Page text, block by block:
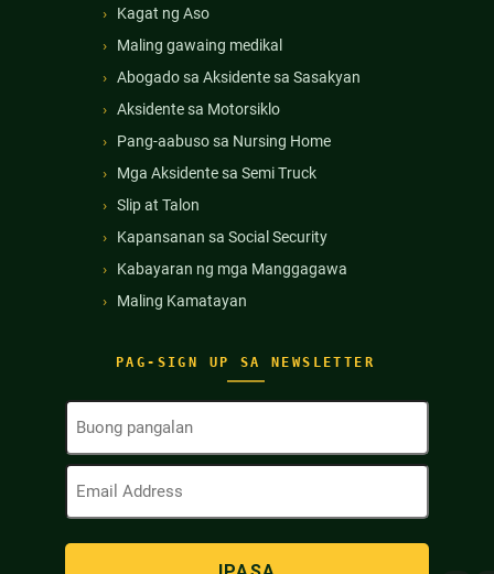
PAG-SIGN UP SA NEWSLETTER
Buong
(Kinakailangan)
Email
(Kinakailangan)
Kagat ng Aso
Maling gawaing medikal
Abogado sa Aksidente sa Sasakyan
Aksidente sa Motorsiklo
Pang-aabuso sa Nursing Home
Mga Aksidente sa Semi Truck
Slip at Talon
Kapansanan sa Social Security
Kabayaran ng mga Manggagawa
Maling Kamatayan